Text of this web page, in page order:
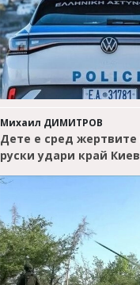
Михаил ДИМИТРОВ
Дете е сред
руски удари край Киев